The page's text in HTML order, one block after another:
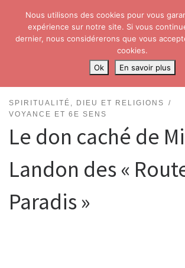
Skip to content
Spiritualité, Dieu et religions
Michael Landon des « Routes du Paradis »
SPIRITUALITÉ, DIEU ET RELIGIONS
VOYANCE ET 6E SENS
Le don caché de
Landon des «
Paradis »
Nous utilisons des cookies pour vous
expérience sur notre site. Si vous
dernier, nous considérerons que vous
cookies.
Ok
En savoir plus